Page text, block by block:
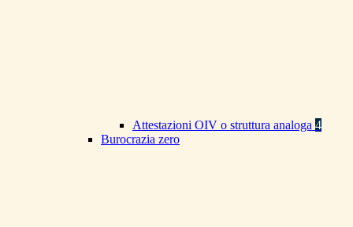
Attestazioni OIV o struttura analoga 4
Burocrazia zero